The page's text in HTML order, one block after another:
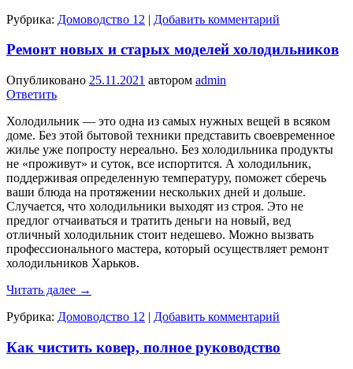
Рубрика: Домоводство 12 | Добавить комментарий
Ремонт новых и старых моделей холодильников
Опубликовано 25.11.2021 автором admin
Ответить
Холодильник — это одна из самых нужных вещей в всяком
доме. Без этой бытовой техники представить своевременное
жилье уже попросту нереально. Без холодильника продукты
не «проживут» и суток, все испортится. А холодильник,
поддерживая определенную температуру, поможет сберечь
ваши блюда на протяжении нескольких дней и дольше.
Случается, что холодильники выходят из строя. Это не
предлог отчаиваться и тратить деньги на новый, вед
отличный холодильник стоит недешево. Можно вызвать
профессионального мастера, который осуществляет ремонт
холодильников Харьков.
Читать далее →
Рубрика: Домоводство 12 | Добавить комментарий
Как чистить ковер, полное руководство